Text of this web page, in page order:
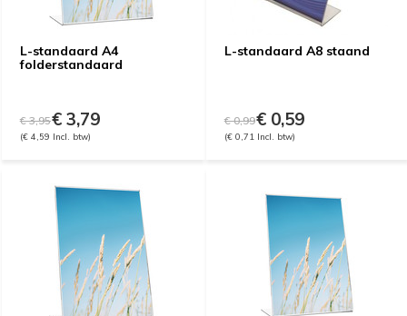
L-standaard A4
folderstandaard
€ 3,95€ 3,79
(€ 4,59 Incl. btw)
L-standaard A8 staand
€ 0,99€ 0,59
(€ 0,71 Incl. btw)